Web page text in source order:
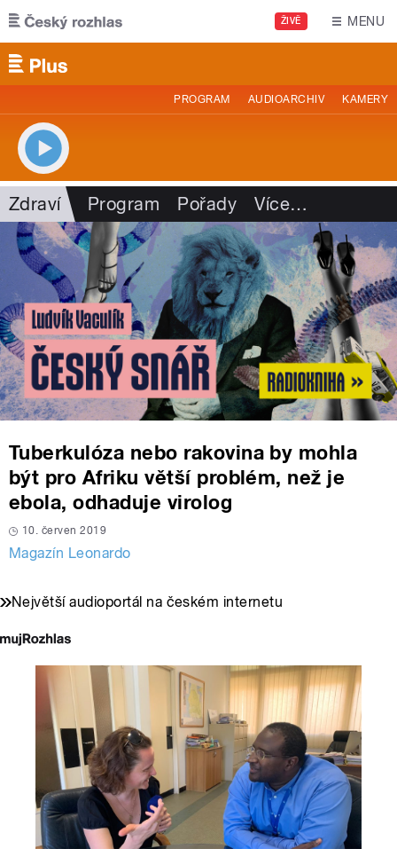
Přejít k hlavnímu obsahu
ŽIVĚ MENU
PROGRAM AUDIOARCHIV KAMERY
Zdraví Program Pořady Více…
Tuberkulóza nebo rakovina by mohla
být pro Afriku větší problém, než je
ebola, odhaduje virolog
10. červen 2019
Magazín Leonardo
Největší audioportál na českém internetu